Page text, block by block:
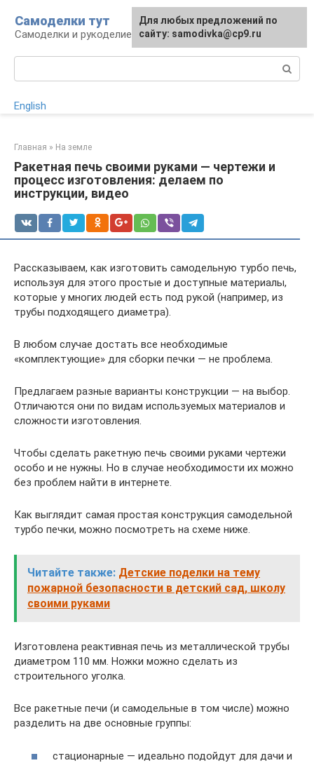
контенту
Самоделки тут
Самоделки и рукоделие для дома и участка
English
Главная » На земле
Ракетная печь своими руками — чертежи и
процесс изготовления: делаем по
инструкции, видео
Рассказываем, как изготовить самодельную турбо печь,
используя для этого простые и доступные материалы,
которые у многих людей есть под рукой (например, из
трубы подходящего диаметра).
В любом случае достать все необходимые
«комплектующие» для сборки печки — не проблема.
Предлагаем разные варианты конструкции — на выбор.
Отличаются они по видам используемых материалов и
сложности изготовления.
Чтобы сделать ракетную печь своими руками чертежи
особо и не нужны. Но в случае необходимости их можно
без проблем найти в интернете.
Как выглядит самая простая конструкция самодельной
турбо печки, можно посмотреть на схеме ниже.
Читайте также: Детские поделки на тему
пожарной безопасности в детский сад, школу
своими руками
Изготовлена реактивная печь из металлической трубы
диаметром 110 мм. Ножки можно сделать из
строительного уголка.
Все ракетные печи (и самодельные в том числе) можно
разделить на две основные группы:
стационарные — идеально подойдут для дачи и
Для любых предложений по
сайту: samodivka@cp9.ru